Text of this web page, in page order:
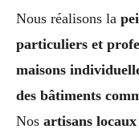
Nous réalisons la
particuliers et
maisons
des bâtiments
Nos artisans